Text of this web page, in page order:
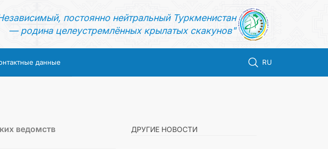
постоянно нейтральный Туркменистан
— родина целеустремлённых крылатых скакунов"
данные RU
ведомств
ДРУГИЕ НОВОСТИ